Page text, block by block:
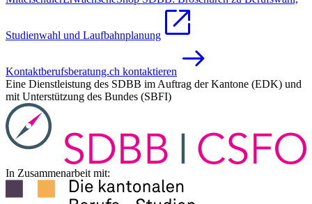
Studienwahl und Laufbahnplanung
Kontaktberufsberatung.ch kontaktieren
Eine Dienstleistung des SDBB im Auftrag der Kantone (EDK) und
mit Unterstützung des Bundes (SBFI)
In Zusammenarbeit mit: